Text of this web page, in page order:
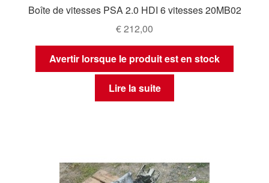
Boîte de vitesses PSA 2.0 HDI 6 vitesses 20MB02
€212,00
Avertir lorsque le produit est en stock
Lire la suite